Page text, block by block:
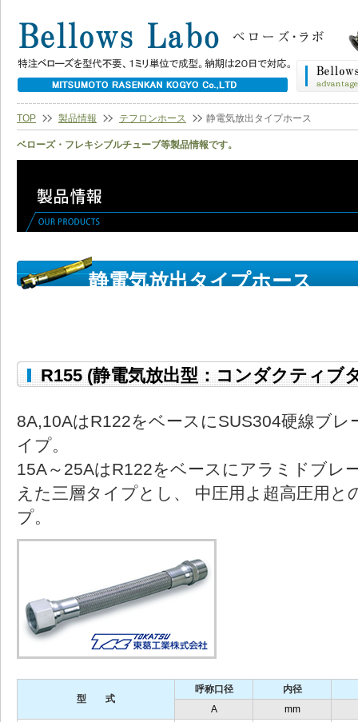
TOP 製品情報 テフロンホース 静電気放出タイプホース
ベローズ・フレキシブルチューブ等製品情報です。
静電気放出タイプホース
R155 (静電気放出型：コンダクティブ
8A,10AはR122をベースにSUS304硬線ブ
イプ。
15A～25AはR122をベースにアラミドブレ
えた三層タイプとし、 中圧用よ超高圧用と
プ。
型 式
呼称口径
内径
A
mm